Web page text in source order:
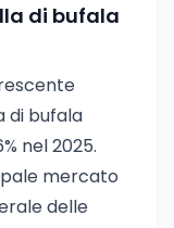
di bufala
di bufala
nel 2025.
mercato
delle